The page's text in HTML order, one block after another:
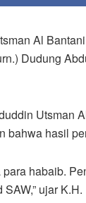
Al
Dudung
Utsman
bahwa hasil
habaib.
ujar